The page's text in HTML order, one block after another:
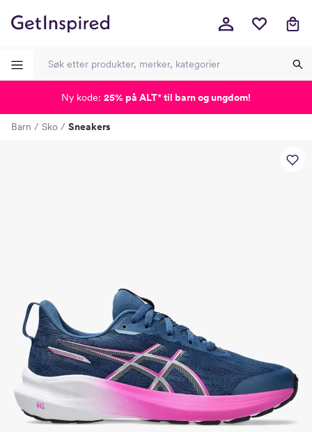
Barn Sko Sneakers
Ny kode: 25% på ALT*til barn og ungdom!
-
-
-
-